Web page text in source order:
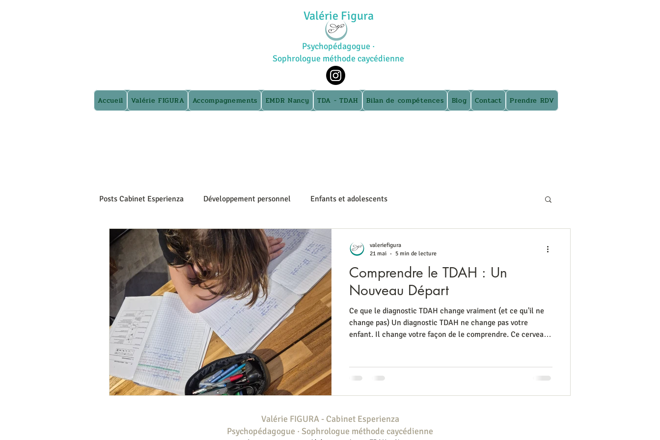
Valérie Figura
Psychopédagogue ·
Sophrologue méthode caycédienne
Accueil Valérie FIGURA Accompagnements EMDR Nancy TDA - TDAH Bilan de compétences Blog Contact Prendre RDV
Posts Cabinet Esperienza Développement personnel Enfants et adolescents
Comprendre le TDAH : Un
Nouveau Départ
Ce que le diagnostic TDAH change vraiment (et ce qu'il ne
change pas) Un diagnostic TDAH ne change pas votre
enfant. Il change votre façon de le comprendre. Ce cerveau
de votre part. C'est un fonctionnement neurologique
différent, documenté, reconnu, et surtout : accompagnable.
Ce que le diagnostic change concrètement : Il ouvre l'accès
valeriefigura
21 mai
5 min de lecture
Valérie FIGURA - Cabinet Esperienza
Psychopédagogue · Sophrologue méthode caycédienne